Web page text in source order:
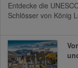
Entdecke die
Schlösser von König